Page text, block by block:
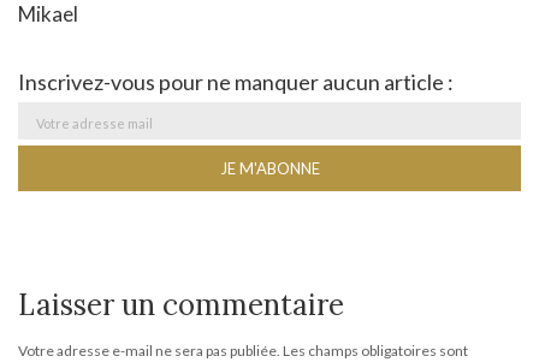
Mikael
Inscrivez-vous pour ne manquer aucun article :
Laisser un commentaire
Votre adresse e-mail ne sera pas publiée. Les champs obligatoires sont